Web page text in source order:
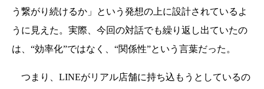
う繋がり続けるか」という発想の上に設計されているよ
うに見えた。実際、今回の対話でも繰り返し出ていたの
は、“効率化”ではなく、“関係性”という言葉だった。
つまり、LINEがリアル店舗に持ち込もうとしているの